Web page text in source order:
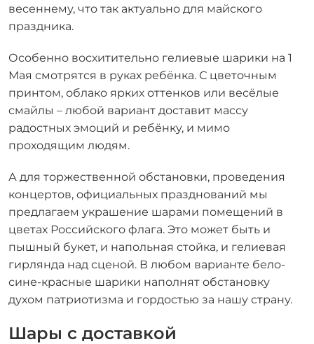
весеннему, что так актуально для майского
праздника.
Особенно восхитительно гелиевые шарики на 1
Мая смотрятся в руках ребёнка. С цветочным
принтом, облако ярких оттенков или весёлые
смайлы – любой вариант доставит массу
радостных эмоций и ребёнку, и мимо
проходящим людям.
А для торжественной обстановки, проведения
концертов, официальных празднований мы
предлагаем украшение шарами помещений в
цветах Российского флага. Это может быть и
пышный букет, и напольная стойка, и гелиевая
гирлянда над сценой. В любом варианте бело-
сине-красные шарики наполнят обстановку
духом патриотизма и гордостью за нашу страну.
Шары с доставкой